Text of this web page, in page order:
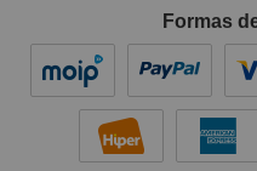
Formas